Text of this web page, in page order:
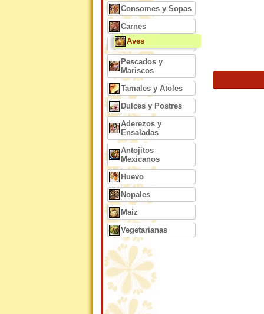
Consomes y Sopas
Carnes
Aves
Pescados y
Mariscos
Tamales y Atoles
Dulces y Postres
Aderezos y
Ensaladas
Antojitos
Mexicanos
Huevo
Nopales
Maiz
Vegetarianas